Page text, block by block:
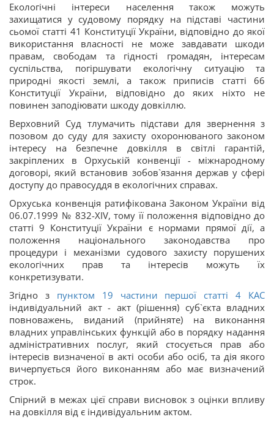
Екологічні інтереси населення також можуть
захищатися у судовому порядку на підставі частини
сьомої статті 41 Конституції України, відповідно до якої
використання власності не може завдавати шкоди
правам, свободам та гідності громадян, інтересам
суспільства, погіршувати екологічну ситуацію та
природні якості землі, а також приписів статті 66
Конституції України, відповідно до яких ніхто не
повинен заподіювати шкоду довкіллю.
Верховний Суд тлумачить підстави для звернення з
позовом до суду для захисту охоронюваного законом
інтересу на безпечне довкілля в світлі гарантій,
закріплених в Орхуській конвенції - міжнародному
договорі, який встановив зобов`язання держав у сфері
доступу до правосуддя в екологічних справах.
Орхуська конвенція ратифікована Законом України від
06.07.1999 № 832-ХІV, тому її положення відповідно до
статті 9 Конституції України є нормами прямої дії, а
положення національного законодавства про
процедури і механізми судового захисту порушених
екологічних прав та інтересів можуть їх
конкретизувати.
Згідно з пунктом 19 частини першої статті 4 КАС
індивідуальний акт - акт (рішення) суб`єкта владних
повноважень, виданий (прийняте) на виконання
владних управлінських функцій або в порядку надання
адміністративних послуг, який стосується прав або
інтересів визначеної в акті особи або осіб, та дія якого
вичерпується його виконанням або має визначений
строк.
Спірний в межах цієї справи висновок з оцінки впливу
на довкілля від є індивідуальним актом.